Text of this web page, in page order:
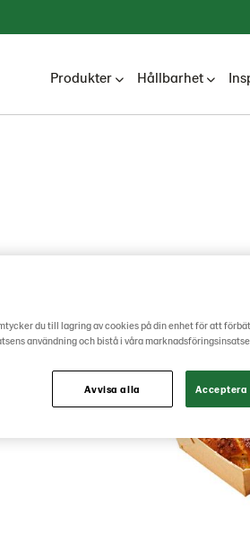
Produkter Hållbarhet
du till lagring av cookies på din enhet för att
användning och bistå i våra
Avvisa alla Acceptera